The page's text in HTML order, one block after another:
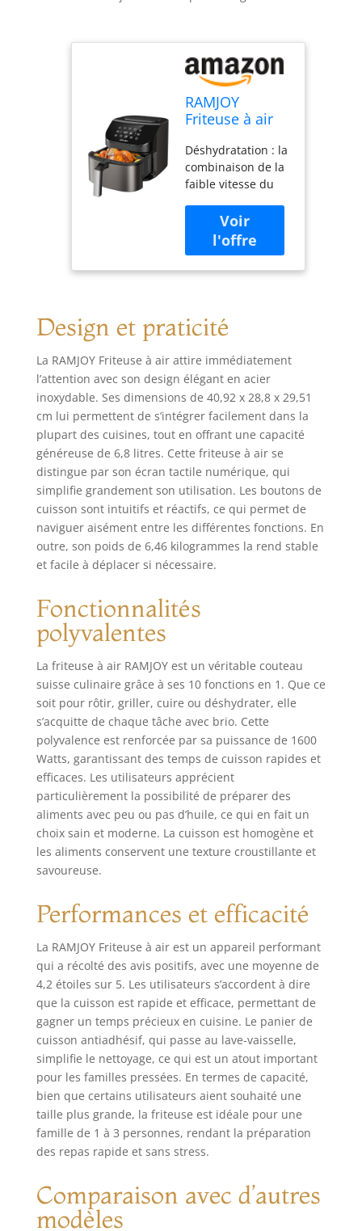
RAMJOY
Friteuse à air
fonctions 10 en
1, friture à air,
rôtir, cuire,
griller,
déshydrater,
friteuse à air
numérique à
écran tactile,
passe au lave-
vaisselle,
Déshydratation : la
combinaison de la
faible vitesse du
basse température
vous permet de
créer des
collations plates et
déshydratés
semblables à des
chips pour vous
amuser grâce à la
déshydratation.
Design et praticité
La RAMJOY Friteuse à air attire immédiatement
l’attention avec son design élégant en acier
inoxydable. Ses dimensions de 40,92 x 28,8 x 29,51
cm lui permettent de s’intégrer facilement dans la
plupart des cuisines, tout en offrant une capacité
généreuse de 6,8 litres. Cette friteuse à air se
distingue par son écran tactile numérique, qui
simplifie grandement son utilisation. Les boutons de
cuisson sont intuitifs et réactifs, ce qui permet de
naviguer aisément entre les différentes fonctions. En
outre, son poids de 6,46 kilogrammes la rend stable
et facile à déplacer si nécessaire.
Fonctionnalités
polyvalentes
La friteuse à air RAMJOY est un véritable couteau
suisse culinaire grâce à ses 10 fonctions en 1. Que ce
soit pour rôtir, griller, cuire ou déshydrater, elle
s’acquitte de chaque tâche avec brio. Cette
polyvalence est renforcée par sa puissance de 1600
Watts, garantissant des temps de cuisson rapides et
efficaces. Les utilisateurs apprécient
particulièrement la possibilité de préparer des
aliments avec peu ou pas d’huile, ce qui en fait un
choix sain et moderne. La cuisson est homogène et
les aliments conservent une texture croustillante et
savoureuse.
Performances et efficacité
La RAMJOY Friteuse à air est un appareil performant
qui a récolté des avis positifs, avec une moyenne de
4,2 étoiles sur 5. Les utilisateurs s’accordent à dire
que la cuisson est rapide et efficace, permettant de
gagner un temps précieux en cuisine. Le panier de
cuisson antiadhésif, qui passe au lave-vaisselle,
simplifie le nettoyage, ce qui est un atout important
pour les familles pressées. En termes de capacité,
bien que certains utilisateurs aient souhaité une
taille plus grande, la friteuse est idéale pour une
famille de 1 à 3 personnes, rendant la préparation
des repas rapide et sans stress.
Comparaison avec d’autres
modèles